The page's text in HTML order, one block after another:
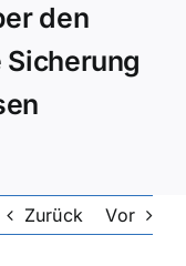
den
Zurück Vor